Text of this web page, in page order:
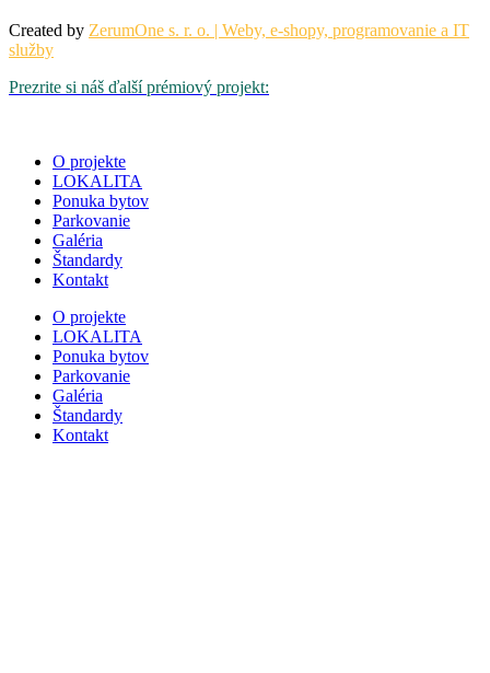
Created by ZerumOne s. r. o. | Weby, e-shopy, programovanie a IT
služby
Prezrite si náš ďalší prémiový projekt:
O projekte
LOKALITA
Ponuka bytov
Parkovanie
Galéria
Štandardy
Kontakt
O projekte
LOKALITA
Ponuka bytov
Parkovanie
Galéria
Štandardy
Kontakt